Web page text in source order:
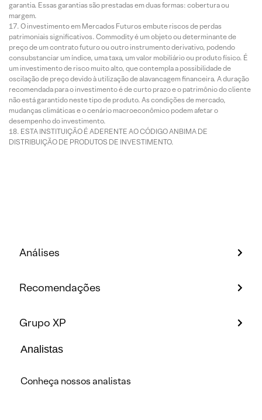
garantia. Essas garantias são prestadas em duas formas: cobertura ou
margem.
O investimento em Mercados Futuros embute riscos de perdas
patrimoniais significativos. Commodity é um objeto ou determinante de
preço de um contrato futuro ou outro instrumento derivativo, podendo
consubstanciar um índice, uma taxa, um valor mobiliário ou produto físico. É
um investimento de risco muito alto, que contempla a possibilidade de
oscilação de preço devido à utilização de alavancagem financeira. A duração
recomendada para o investimento é de curto prazo e o patrimônio do cliente
não está garantido neste tipo de produto. As condições de mercado,
mudanças climáticas e o cenário macroeconômico podem afetar o
desempenho do investimento.
ESTA INSTITUIÇÃO É ADERENTE AO CÓDIGO ANBIMA DE
DISTRIBUIÇÃO DE PRODUTOS DE INVESTIMENTO.
Análises
Recomendações
Grupo XP
Analistas
Conheça nossos analistas